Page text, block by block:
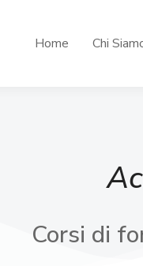
Home Chi
Corsi di